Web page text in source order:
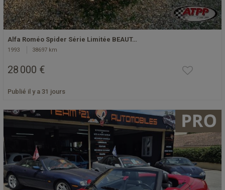
Alfa Roméo Spider Série Limitée BEAUT…
1993 38697 km
28 000 €
Publié il y a 31 jours